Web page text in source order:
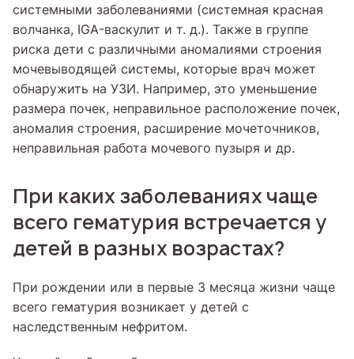
системными заболеваниями (системная красная
волчанка, IGA-васкулит и т. д.). Также в группе
риска дети с различными аномалиями строения
мочевыводящей системы, которые врач может
обнаружить на УЗИ. Например, это уменьшение
размера почек, неправильное расположение почек,
аномалия строения, расширение мочеточников,
неправильная работа мочевого пузыря и др.
При каких заболеваниях чаще
всего гематурия встречается у
детей в разных возрастах?
При рождении или в первые 3 месяца жизни чаще
всего гематурия возникает у детей с
наследственным нефритом.